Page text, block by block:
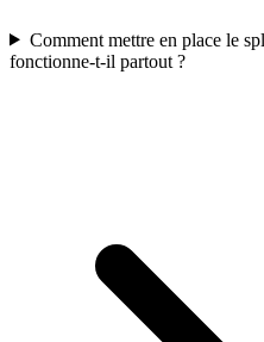
Comment mettre en place le
fonctionne-t-il partout ?